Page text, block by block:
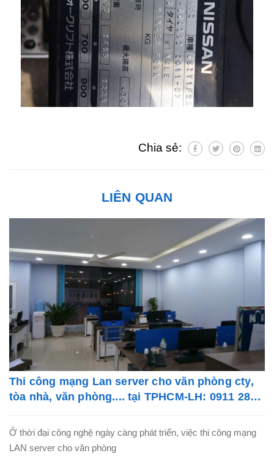
Chia sẻ:
LIÊN QUAN
Thi công mạng Lan server cho văn phòng cty,
tòa nhà, văn phòng.... tại TPHCM-LH: 0911 28
Ở thời đại công nghệ ngày càng phát triển, việc thi công mạng
LAN server cho văn phòng